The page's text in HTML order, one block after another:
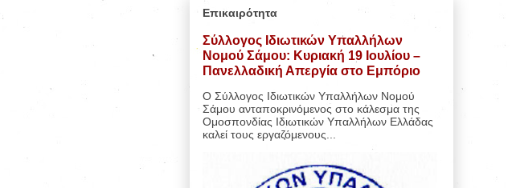
Επικαιρότητα
Σύλλογος Ιδιωτικών Υπαλλήλων
Νομού Σάμου: Κυριακή 19 Ιουλίου –
Πανελλαδική Απεργία στο Εμπόριο
Ο Σύλλογος Ιδιωτικών Υπαλλήλων Νομού
Σάμου ανταποκρινόμενος στο κάλεσμα της
Ομοσπονδίας Ιδιωτικών Υπαλλήλων Ελλάδας
καλεί τους εργαζόμενους...